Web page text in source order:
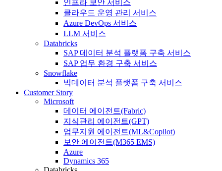
인프라 보안 서비스
클라우드 운영 관리 서비스
Azure DevOps 서비스
LLM 서비스
Databricks
SAP 데이터 분석 플랫폼 구축 서비스
SAP 업무 환경 구축 서비스
Snowflake
빅데이터 분석 플랫폼 구축 서비스
Customer Story
Microsoft
데이터 에이전트(Fabric)
지식관리 에이전트(GPT)
업무지원 에이전트(ML&Copilot)
보안 에이전트(M365 EMS)
Azure
Dynamics 365